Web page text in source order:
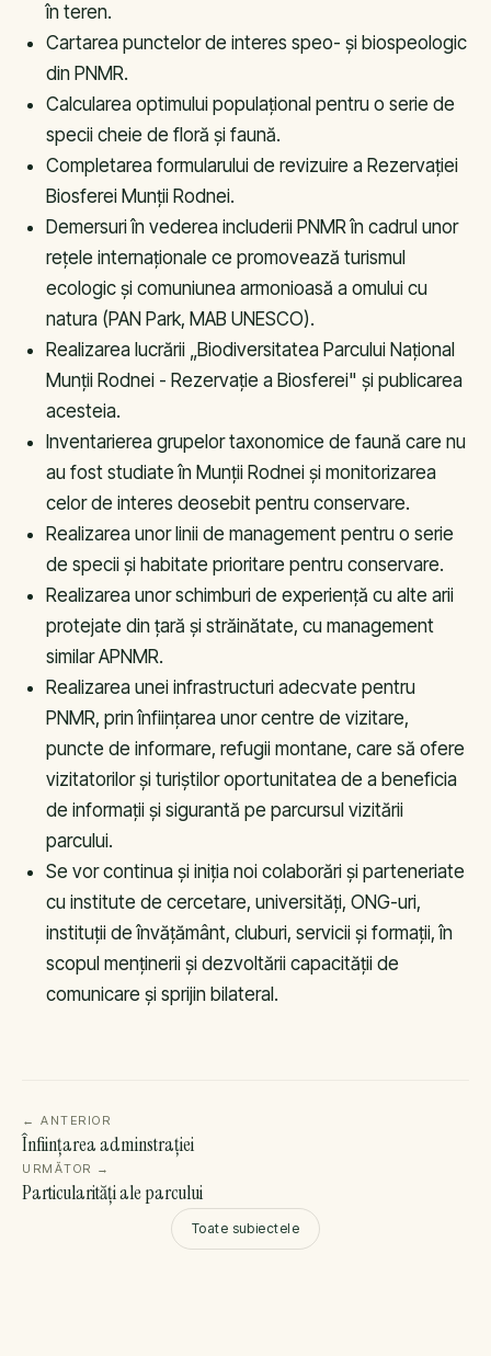
în teren.
Cartarea punctelor de interes speo- şi biospeologic
din PNMR.
Calcularea optimului populaţional pentru o serie de
specii cheie de floră şi faună.
Completarea formularului de revizuire a Rezervaţiei
Biosferei Munţii Rodnei.
Demersuri în vederea includerii PNMR în cadrul unor
reţele internaţionale ce promovează turismul
ecologic şi comuniunea armonioasă a omului cu
natura (PAN Park, MAB UNESCO).
Realizarea lucrării „Biodiversitatea Parcului Naţional
Munţii Rodnei - Rezervaţie a Biosferei" şi publicarea
acesteia.
Inventarierea grupelor taxonomice de faună care nu
au fost studiate în Munţii Rodnei şi monitorizarea
celor de interes deosebit pentru conservare.
Realizarea unor linii de management pentru o serie
de specii şi habitate prioritare pentru conservare.
Realizarea unor schimburi de experienţă cu alte arii
protejate din ţară şi străinătate, cu management
similar APNMR.
Realizarea unei infrastructuri adecvate pentru
PNMR, prin înfiinţarea unor centre de vizitare,
puncte de informare, refugii montane, care să ofere
vizitatorilor şi turiştilor oportunitatea de a beneficia
de informaţii şi sigurantă pe parcursul vizitării
parcului.
Se vor continua şi iniţia noi colaborări şi parteneriate
cu institute de cercetare, universităţi, ONG-uri,
instituţii de învăţământ, cluburi, servicii şi formaţii, în
scopul menţinerii şi dezvoltării capacităţii de
comunicare şi sprijin bilateral.
←ANTERIOR
Înființarea adminstrației
Toate subiectele
URMĂTOR →
Particularități ale parcului